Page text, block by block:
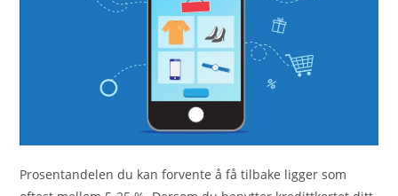
Prosentandelen du kan forvente å få tilbake ligger som